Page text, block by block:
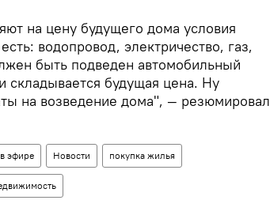
на цену будущего дома условия
водопровод, электричество, газ,
быть подведен автомобильный
складывается будущая цена. Ну
на возведение дома", — резюмировал
эфире Новости покупка жилья